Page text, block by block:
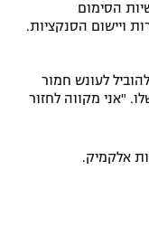
הסימום
ויישום הסנקציות.
לעונש חמור
"אני מקווה לחזור
אלקמיק.